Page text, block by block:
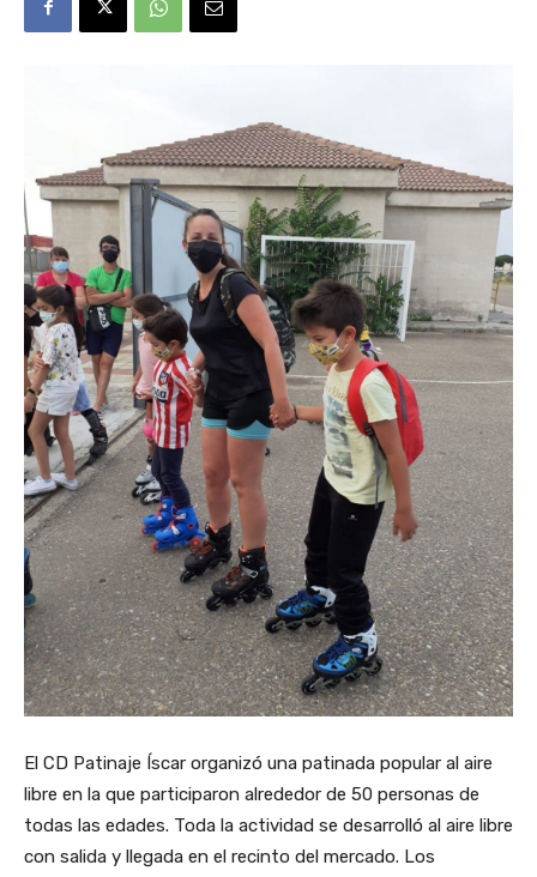
El CD Patinaje Íscar organizó una patinada popular al aire
libre en la que participaron alrededor de 50 personas de
todas las edades. Toda la actividad se desarrolló al aire libre
con salida y llegada en el recinto del mercado. Los